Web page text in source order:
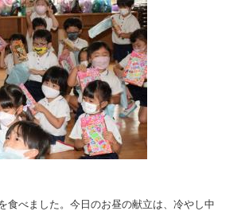
食べました。今日のお昼の献立は、冷やし中